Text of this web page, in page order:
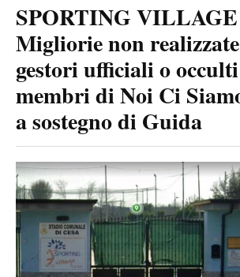
SPORTING
Migliorie non
gestori ufficiali o
membri di Noi Ci
a sostegno di Guida